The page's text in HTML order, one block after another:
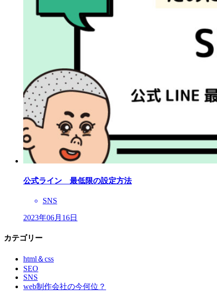
公式ライン 最低限の設定方法
SNS
2023年06月16日
カテゴリー
html＆css
SEO
SNS
web制作会社の今何位？